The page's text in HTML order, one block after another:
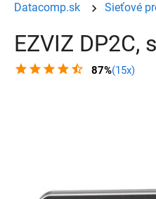
Datacomp.sk Sieťové
EZVIZ DP2C,
87%(15x)